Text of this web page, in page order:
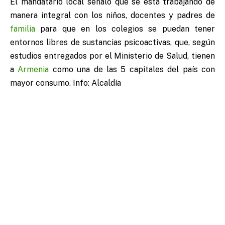
manera integral con los niños, docentes y padres de
familia para que en los colegios se puedan tener
entornos libres de sustancias psicoactivas, que, según
estudios entregados por el Ministerio de Salud, tienen
aArmenia como una de las 5 capitales del país con
mayor consumo. Info: Alcaldía